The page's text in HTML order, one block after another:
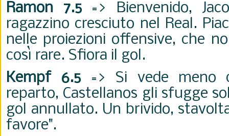
Ramon 7.5=> Bienvenido,
ragazzino cresciuto nel Real.
nelle proiezioni offensive, che
così rare. Sfiora il gol.
Kempf 6.5=> Si vede meno
reparto, Castellanos gli sfugge
gol annullato. Un brivido,
favore".